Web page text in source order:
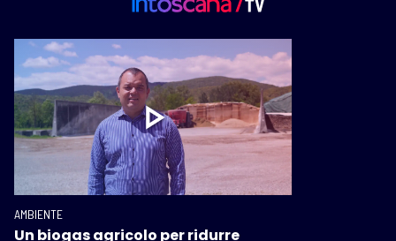
AMBIENTE
Un biogas agricolo per ridurre